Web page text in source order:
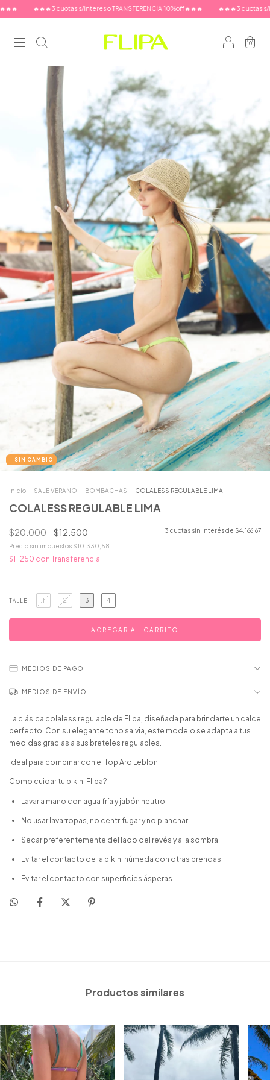
🔥🔥🔥3 cuotas s/interes o TRANSFERENCIA 10%off🔥🔥🔥 🔥🔥🔥3 cuotas s/
0
Inicio SALE VERANO BOMBACHAS COLALESS REGULABLE LIMA
COLALESS REGULABLE LIMA
$20.000 $12.500 3 cuotas sin interés de $4.166,67
Precio sin impuestos $10.330,58
$11.250 con Transferencia
TALLE 1 2 3 4
MEDIOS DE PAGO
MEDIOS DE ENVÍO
La clásica colaless regulable de Flipa, diseñada para brindarte un calce
perfecto. Con su elegante tono salvia, este modelo se adapta a tus
medidas gracias a sus breteles regulables.
Ideal para combinar con el Top Aro Leblon
Como cuidar tu bikini Flipa?
Lavar a mano con agua fría y jabón neutro.
No usar lavarropas, no centrifugar y no planchar.
Secar preferentemente del lado del revés y a la sombra.
Evitar el contacto de la bikini húmeda con otras prendas.
Evitar el contacto con superficies ásperas.
Productos similares